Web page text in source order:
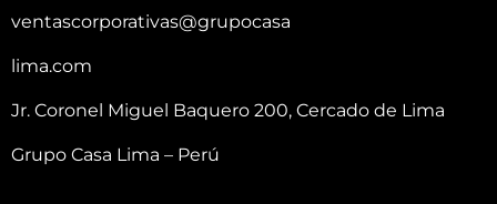
ventascorporativas@grupocasa
lima.com
Jr. Coronel Miguel Baquero 200, Cercado de Lima
Grupo Casa Lima – Perú